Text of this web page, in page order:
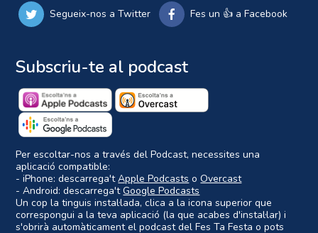
Segueix-nos a Twitter Fes un 👍 a Facebook
Subscriu-te al podcast
Per escoltar-nos a través del Podcast, necessites una
aplicació compatible:
- iPhone: descarrega'tApple Podcasts oOvercast
- Android: descarrega'tGoogle Podcasts
Un cop la tinguis instal·lada, clica a la icona superior que
correspongui a la teva aplicació (la que acabes d'instal·lar) i
s'obrirà automàticament el podcast del Fes Ta Festa o pots